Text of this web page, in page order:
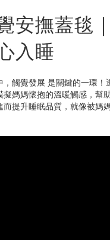
安撫蓋毯
入睡
，觸覺發展 是關鍵的一環！
擬媽媽懷抱的溫暖觸感，幫
而提升睡眠品質，就像被媽